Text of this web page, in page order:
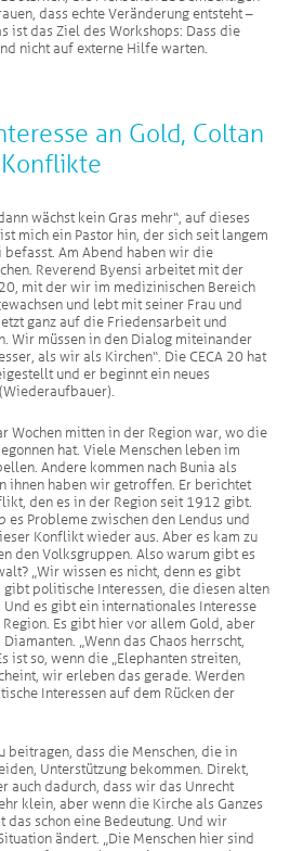
dass echte Veränderung entsteht –
ist das Ziel des Workshops: Dass die
nicht auf externe Hilfe warten.
an Gold, Coltan
wächst kein Gras mehr“, auf dieses
mich ein Pastor hin, der sich seit langem
Am Abend haben wir die
Reverend Byensi arbeitet mit der
mit der wir im medizinischen Bereich
und lebt mit seiner Frau und
ganz auf die Friedensarbeit und
Wir müssen in den Dialog miteinander
als wir als Kirchen“. Die CECA 20 hat
und er beginnt ein neues
Wochen mitten in der Region war, wo die
hat. Viele Menschen leben im
Andere kommen nach Bunia als
ihnen haben wir getroffen. Er berichtet
den es in der Region seit 1912 gibt.
es Probleme zwischen den Lendus und
Konflikt wieder aus. Aber es kam zu
den Volksgruppen. Also warum gibt es
„Wir wissen es nicht, denn es gibt
gibt politische Interessen, die diesen alten
es gibt ein internationales Interesse
Es gibt hier vor allem Gold, aber
„Wenn das Chaos herrscht,
ist so, wenn die „Elephanten streiten,
wir erleben das gerade. Werden
Interessen auf dem Rücken der
beitragen, dass die Menschen, die in
Unterstützung bekommen. Direkt,
auch dadurch, dass wir das Unrecht
klein, aber wenn die Kirche als Ganzes
das schon eine Bedeutung. Und wir
ändert. „Die Menschen hier sind